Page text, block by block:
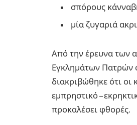
σπόρους
μία ζυγαριά
Από την έρευνα των
Εγκλημάτων Πατρών
διακριβώθηκε ότι οι
εμπρηστικό –
προκαλέσει φθορές.